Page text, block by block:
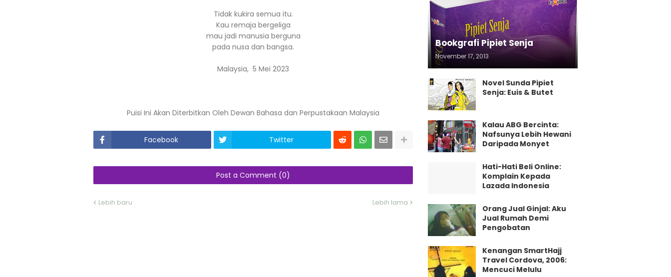
Tidak kukira semua itu.
Kau remaja bergeliga
mau jadi manusia berguna
pada nusa dan bangsa.
Malaysia, 5 Mei 2023
Puisi Ini Akan Diterbitkan Oleh Dewan Bahasa dan Perpustakaan Malaysia
Facebook Twitter
Post a Comment (0)
Lebih baru Lebih lama
Bookgrafi Pipiet Senja
November 17, 2013
Novel Sunda Pipiet
Senja: Euis & Butet
Kalau ABG Bercinta:
Nafsunya Lebih Hewani
Daripada Monyet
Hati-Hati Beli Online:
Komplain Kepada
Lazada Indonesia
Orang Jual Ginjal: Aku
Jual Rumah Demi
Pengobatan
Kenangan SmartHajj
Travel Cordova, 2006:
Mencuci Melulu